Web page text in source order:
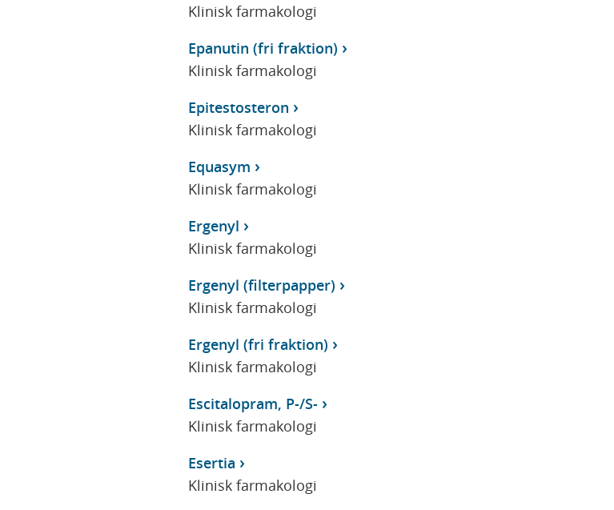
Klinisk farmakologi
Epanutin (fri fraktion)
Klinisk farmakologi
Epitestosteron
Klinisk farmakologi
Equasym
Klinisk farmakologi
Ergenyl
Klinisk farmakologi
Ergenyl (filterpapper)
Klinisk farmakologi
Ergenyl (fri fraktion)
Klinisk farmakologi
Escitalopram, P-/S-
Klinisk farmakologi
Esertia
Klinisk farmakologi